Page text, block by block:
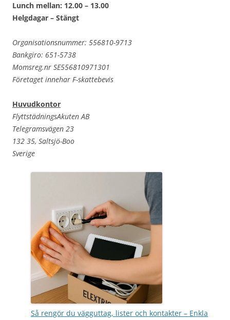
Lunch mellan: 12.00 – 13.00
Helgdagar – Stängt
Organisationsnummer: 556810-9713
Bankgiro: 651-5738
Momsreg.nr SE556810971301
Företaget innehar F-skattebevis
Huvudkontor
FlyttstädningsAkuten AB
Telegramsvägen 23
132 35, Saltsjö-Boo
Sverige
Så rengör du vägguttag, lister och kontakter – Enkla